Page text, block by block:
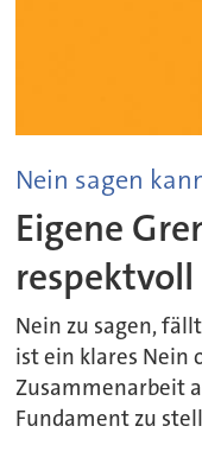
Nein sagen
Eigene
Nein zu sagen,
ist ein klares Nein
Zusammenarbeit
Fundament zu